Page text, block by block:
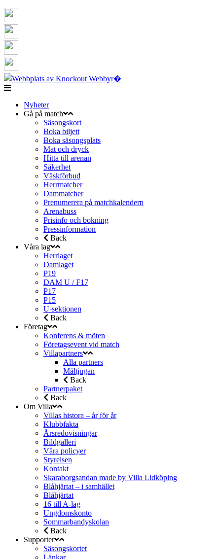
Nyheter
Gå på match
Säsongskort
Boka biljett
Boka säsongsplats
Mat och dryck
Hitta till arenan
Säkerhet
Väskförbud
Herrmatcher
Dammatcher
Prenumerera på matchkalendern
Arenabuss
Prisinfo och bokning
Pressinformation
Back
Våra lag
Herrlaget
Damlaget
P19
DAM U / F17
P17
P15
U-sektionen
Back
Företag
Konferens & möten
Företagsevent vid match
Villapartners
Alla partners
Måltjugan
Back
Partnerpaket
Back
Om Villa
Villas histora – år för år
Klubbfakta
Årsredovisningar
Bildgalleri
Våra policyer
Styrelsen
Kontakt
Skaraborgsandan made by Villa Lidköping
Blåhjärtat – i samhället
Blåhjärtat
16 till A-lag
Ungdomskonto
Sommarbandyskolan
Back
Supporter
Säsongskortet
Länkar